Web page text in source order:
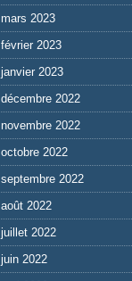
mars 2023
février 2023
janvier 2023
décembre 2022
novembre 2022
octobre 2022
septembre 2022
août 2022
juillet 2022
juin 2022